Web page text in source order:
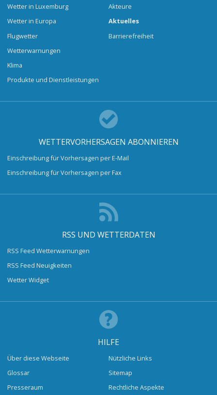
Wetter in Luxemburg
Wetter in Europa
Flugwetter
Wetterwarnungen
Klima
Produkte und Dienstleistungen
Akteure
Aktuelles
Barrierefreiheit
WETTERVORHERSAGEN ABONNIEREN
Einschreibung für Vorhersagen per E-Mail
Einschreibung für Vorhersagen per Fax
RSS UND WETTERDATEN
RSS Feed Wetterwarnungen
RSS Feed Neuigkeiten
Wetter Widget
HILFE
Über diese Webseite
Glossar
Presseraum
Nützliche Links
Sitemap
Rechtliche Aspekte